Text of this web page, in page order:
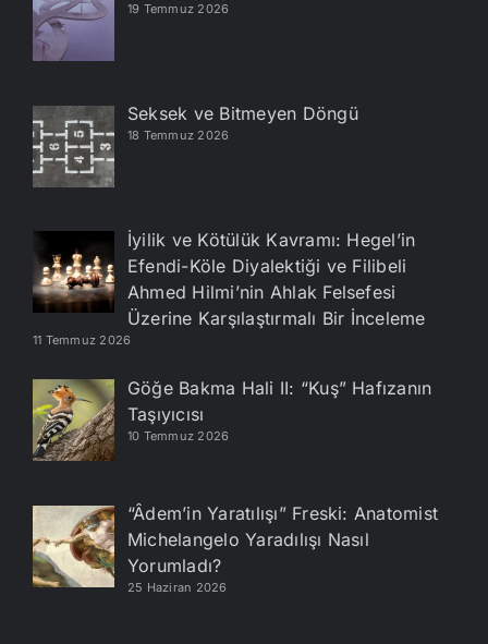
19 Temmuz 2026
Seksek ve Bitmeyen Döngü
18 Temmuz 2026
İyilik ve Kötülük Kavramı: Hegel’in
Efendi-Köle Diyalektiği ve Filibeli
Ahmed Hilmi’nin Ahlak Felsefesi
Üzerine Karşılaştırmalı Bir İnceleme
11 Temmuz 2026
Göğe Bakma Hali II: “Kuş” Hafızanın
Taşıyıcısı
10 Temmuz 2026
“Âdem’in Yaratılışı” Freski: Anatomist
Michelangelo Yaradılışı Nasıl
Yorumladı?
25 Haziran 2026